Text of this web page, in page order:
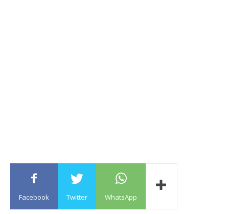
Facebook Twitter WhatsApp